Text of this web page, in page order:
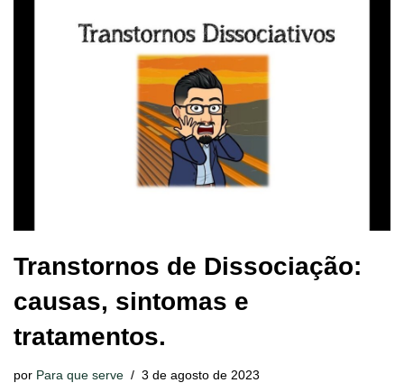
Transtornos de Dissociação:
causas, sintomas e
tratamentos.
por Para que serve 3 de agosto de 2023